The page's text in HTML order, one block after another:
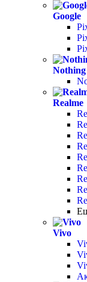
Google
Nothing
Realme
Vivo